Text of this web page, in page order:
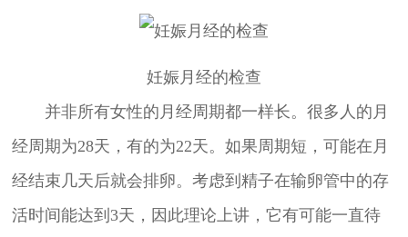
妊娠月经的检查
并非所有女性的月经周期都一样长。很多人的月
经周期为28天，有的为22天。如果周期短，可能在月
经结束几天后就会排卵。考虑到精子在输卵管中的存
活时间能达到3天，因此理论上讲，它有可能一直待